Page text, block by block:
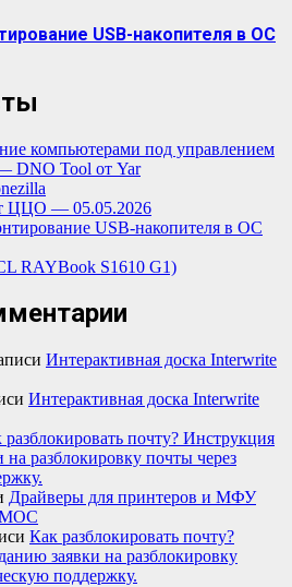
USB-накопителя в ОС
компьютерами под управлением
DNO Tool от Yar
ЦЦО — 05.05.2026
USB-накопителя в ОС
RAYBook S1610 G1)
Интерактивная доска Interwrite
Интерактивная доска Interwrite
разблокировать почту? Инструкция
на разблокировку почты через
Драйверы для принтеров и МФУ
МОС
Как разблокировать почту?
заявки на разблокировку
поддержку.